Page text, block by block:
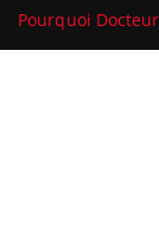
Pourquoi Docteur